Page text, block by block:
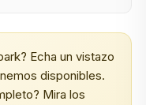
Echa un vistazo
disponibles.
Mira los